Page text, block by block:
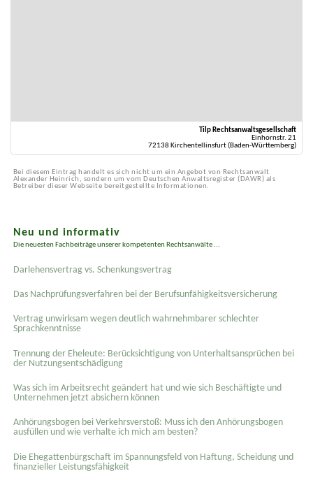
Tilp Rechtsanwaltsgesellschaft
Einhornstr. 21
72138 Kirchentellinsfurt (Baden-Württemberg)
Bei diesem Eintrag handelt es sich nicht um ein Angebot von Rechtsanwalt
Alexander Heinrich, sondern um vom Deutschen Anwaltsregister (DAWR) als
Betreiber dieser Webseite bereitgestellte Informationen.
Neu und informativ
Die neuesten Fachbeiträge unserer kompetenten Rechtsanwälte ...
Darlehensvertrag vs. Schenkungsvertrag
Das Nachprüfungsverfahren bei der Berufsunfähigkeitsversicherung
Vertrag unwirksam wegen deutlich wahrnehmbarer schlechter
Sprachkenntnisse
Trennung der Eheleute: Berücksichtigung von Unterhaltsansprüchen bei
der Nutzungsentschädigung
Was sich im Arbeitsrecht geändert hat und wie sich Beschäftigte und
Unternehmen jetzt absichern können
Anhörungsbogen bei Verkehrsverstoß: Muss ich den Anhörungsbogen
ausfüllen und wie verhalte ich mich am besten?
Die Ehegattenbürgschaft im Spannungsfeld von Haftung, Scheidung und
finanzieller Leistungsfähigkeit